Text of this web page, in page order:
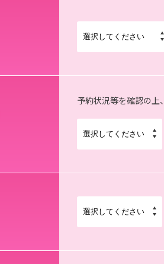
予約状況等を確認の上